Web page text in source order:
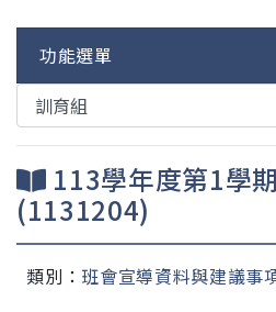
功能選單
113學年度第1學
(1131204)
類別： 班會宣導資料與建議事